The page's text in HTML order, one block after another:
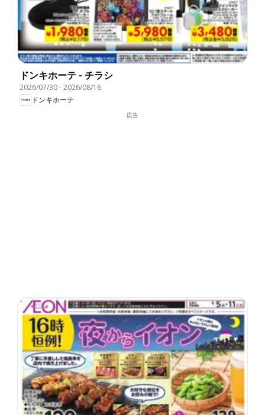
ドンキホーテ - チラシ
2026/07/30-2026/08/16
ドンキホーテ
広告